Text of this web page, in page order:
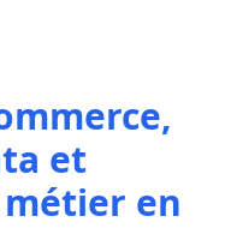
et
en